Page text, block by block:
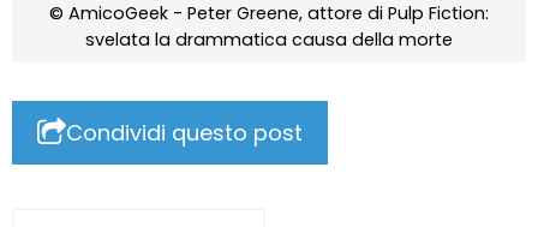
© AmicoGeek - Peter Greene, attore di Pulp Fiction:
svelata la drammatica causa della morte
Condividi questo post